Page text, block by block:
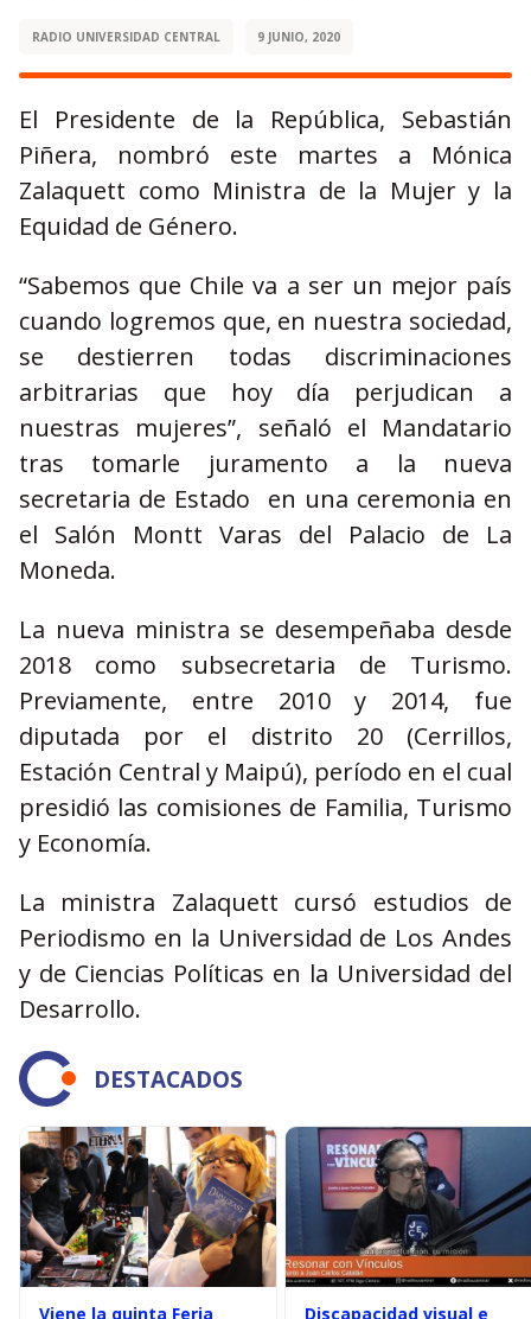
RADIO UNIVERSIDAD CENTRAL 9 JUNIO, 2020
El Presidente de la República, Sebastián
Piñera, nombró este martes a Mónica
Zalaquett como Ministra de la Mujer y la
Equidad de Género.
“Sabemos que Chile va a ser un mejor país
cuando logremos que, en nuestra sociedad,
se destierren todas discriminaciones
arbitrarias que hoy día perjudican a
nuestras mujeres”, señaló el Mandatario
tras tomarle juramento a la nueva
secretaria de Estado en una ceremonia en
el Salón Montt Varas del Palacio de La
Moneda.
La nueva ministra se desempeñaba desde
2018 como subsecretaria de Turismo.
Previamente, entre 2010 y 2014, fue
diputada por el distrito 20 (Cerrillos,
Estación Central y Maipú), período en el cual
presidió las comisiones de Familia, Turismo
y Economía.
La ministra Zalaquett cursó estudios de
Periodismo en la Universidad de Los Andes
y de Ciencias Políticas en la Universidad del
Desarrollo.
DESTACADOS
Viene la quinta Feria Discapacidad visual e